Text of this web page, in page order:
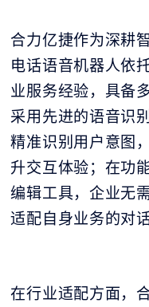
合力亿捷作为深耕
电话语音机器人依
业服务经验，具备
采用先进的语音识
精准识别用户意图
升交互体验；在功
编辑工具，企业无
适配自身业务的对话
在行业适配方面，